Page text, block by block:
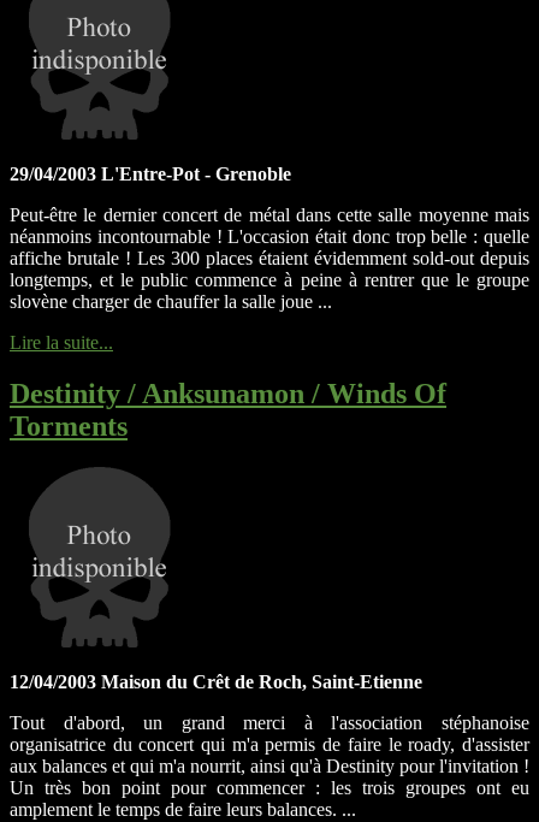
29/04/2003 L'Entre-Pot - Grenoble
Peut-être le dernier concert de métal dans cette salle moyenne mais
néanmoins incontournable ! L'occasion était donc trop belle : quelle
affiche brutale ! Les 300 places étaient évidemment sold-out depuis
longtemps, et le public commence à peine à rentrer que le groupe
slovène charger de chauffer la salle joue ...
Lire la suite...
Destinity / Anksunamon / Winds Of
Torments
12/04/2003 Maison du Crêt de Roch, Saint-Etienne
Tout d'abord, un grand merci à l'association stéphanoise
organisatrice du concert qui m'a permis de faire le roady, d'assister
aux balances et qui m'a nourrit, ainsi qu'à Destinity pour l'invitation !
Un très bon point pour commencer : les trois groupes ont eu
amplement le temps de faire leurs balances. ...